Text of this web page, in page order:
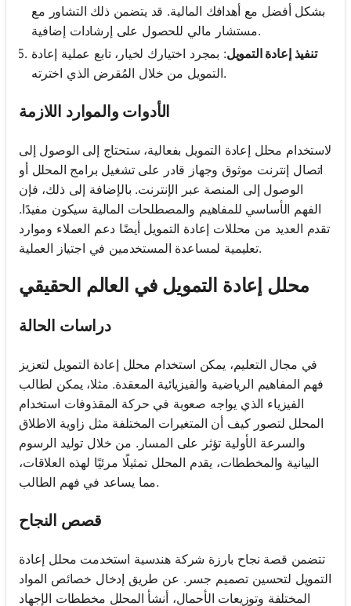
بشكل أفضل مع أهدافك المالية. قد يتضمن ذلك التشاور مع
مستشار مالي للحصول على إرشادات إضافية.
تنفيذ إعادة التمويل: بمجرد اختيارك لخيار، تابع عملية إعادة
التمويل من خلال المُقرض الذي اخترته.
الأدوات والموارد اللازمة
لاستخدام محلل إعادة التمويل بفعالية، ستحتاج إلى الوصول إلى
اتصال إنترنت موثوق وجهاز قادر على تشغيل برامج المحلل أو
الوصول إلى المنصة عبر الإنترنت. بالإضافة إلى ذلك، فإن
الفهم الأساسي للمفاهيم والمصطلحات المالية سيكون مفيدًا.
تقدم العديد من محللات إعادة التمويل أيضًا دعم العملاء وموارد
تعليمية لمساعدة المستخدمين في اجتياز العملية.
محلل إعادة التمويل في العالم الحقيقي
دراسات الحالة
في مجال التعليم، يمكن استخدام محلل إعادة التمويل لتعزيز
فهم المفاهيم الرياضية والفيزيائية المعقدة. مثلا، يمكن لطالب
الفيزياء الذي يواجه صعوبة في حركة المقذوفات استخدام
المحلل لتصور كيف أن المتغيرات المختلفة مثل زاوية الاطلاق
والسرعة الأولية تؤثر على المسار. من خلال توليد الرسوم
البيانية والمخططات، يقدم المحلل تمثيلًا مرئيًا لهذه العلاقات،
مما يساعد في فهم الطالب.
قصص النجاح
تتضمن قصة نجاح بارزة شركة هندسية استخدمت محلل إعادة
التمويل لتحسين تصميم جسر. عن طريق إدخال خصائص المواد
المختلفة وتوزيعات الأحمال، أنشأ المحلل مخططات الإجهاد